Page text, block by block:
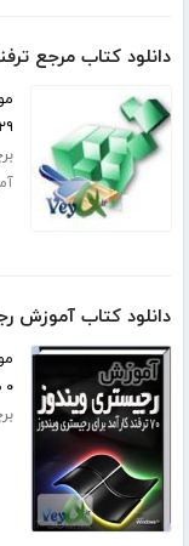
دانلود کتاب مرجع
۲۹ صفحه
دانلود کتاب آموزش
۰ صفحه